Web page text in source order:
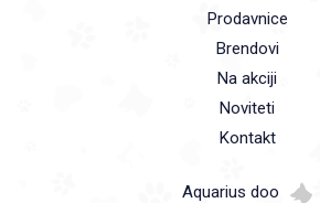
Prodavnice
Brendovi
Na akciji
Noviteti
Kontakt
Aquarius doo